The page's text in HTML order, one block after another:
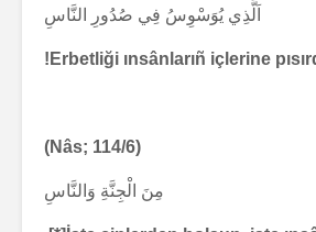
اَلَّذِي يُوَسْوِسُ فِي صُدُورِ النَّاسِ
(Nâs; 114/6)
مِنَ الْجِنَّةِ وَالنَّاسِ